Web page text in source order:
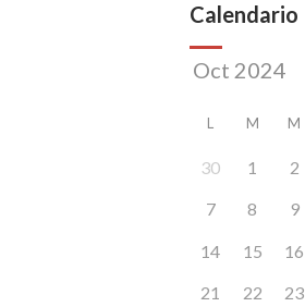
Calendario
L M M
30 1 2
7 8 9
14 15 16
21 22 23